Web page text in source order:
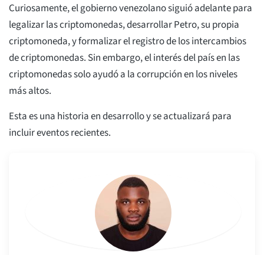
Curiosamente, el gobierno venezolano siguió adelante para
legalizar las criptomonedas, desarrollar Petro, su propia
criptomoneda, y formalizar el registro de los intercambios
de criptomonedas. Sin embargo, el interés del país en las
criptomonedas solo ayudó a la corrupción en los niveles
más altos.
Esta es una historia en desarrollo y se actualizará para
incluir eventos recientes.